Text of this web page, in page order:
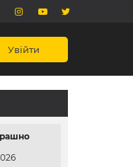
Увійти